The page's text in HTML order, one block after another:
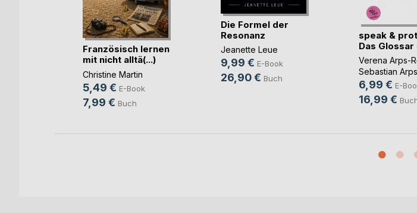
Französisch lernen
mit nicht alltä(...)
Christine Martin
5,49 € E-Book
7,99 € Buch
Die Formel der
Resonanz
Jeanette Leue
9,99 € E-Book
26,90 € Buch
speak &
Das Glossar
Verena Arps-
Sebastian Arps
6,99 € E-
16,99 €